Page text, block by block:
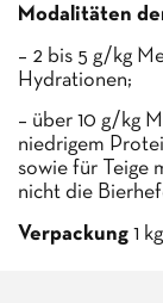
Modalitäten
– 2 bis 5 g/kg
Hydrationen;
– über 10 g/kg
niedrigem
sowie für Teige
nicht die
Verpackung 1 kg